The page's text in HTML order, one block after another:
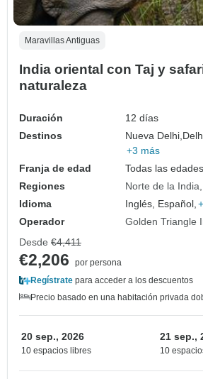
Maravillas Antiguas
India oriental con Taj y
naturaleza
Duración
12 días
Destinos
Nueva Delhi,
+3 más
Franja de edad
Todas las
Regiones
Norte de la India
Idioma
Inglés, Español,
Operador
Golden Triangle
Desde €4,411
€2,206
por persona
Regístrate para acceder a los descuentos
Precio basado en una habitación privada
20 sep., 2026
10 espacios libres
21 sep.,
10